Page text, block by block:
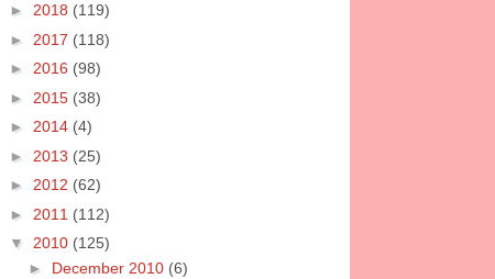
► 2018 (119)
► 2017 (118)
► 2016 (98)
► 2015 (38)
► 2014 (4)
► 2013 (25)
► 2012 (62)
► 2011 (112)
▼ 2010 (125)
► December 2010 (6)